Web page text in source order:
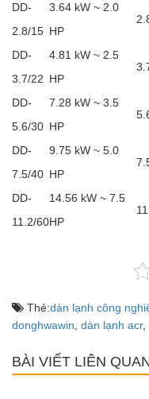
DD-
2.8/15
3.64 kW ~ 2.0
HP
DD-
3.7/22
4.81 kW ~ 2.5
HP
DD-
5.6/30
7.28 kW ~ 3.5
HP
DD-
7.5/40
9.75 kW ~ 5.0
HP
DD-
11.2/60
14.56 kW ~ 7.5
HP
Thẻ:dàn lạnh công
donghwawin dàn lạnh acr,
BÀI VIẾT LIÊN